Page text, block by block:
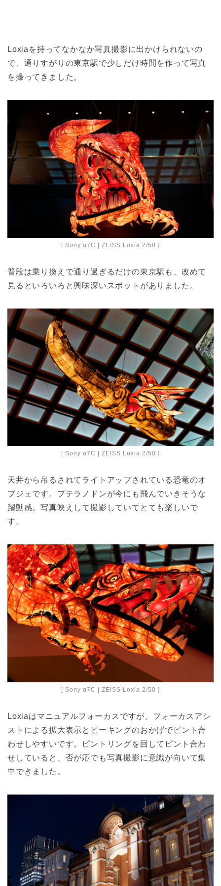
Loxiaを持ってなかなか写真撮影に出かけられないの
で、通りすがりの東京駅で少しだけ時間を作って写真
を撮ってきました。
[ Sony α7C | ZEISS Loxia 2/50 ]
普段は乗り換えで通り過ぎるだけの東京駅も、改めて
見るといろいろと興味深いスポットがありました。
[ Sony α7C | ZEISS Loxia 2/50 ]
天井から吊るされてライトアップされている恐竜のオ
ブジェです。プテラノドンが今にも飛んでいきそうな
躍動感。写真映えして撮影していてとても楽しいで
す。
[ Sony α7C | ZEISS Loxia 2/50 ]
Loxiaはマニュアルフォーカスですが、フォーカスアシ
ストによる拡大表示とピーキングのおかげでピント合
わせしやすいです。ピントリングを回してピント合わ
せしていると、否が応でも写真撮影に意識が向いて集
中できました。